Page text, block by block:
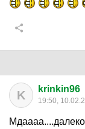
K krinkin96
19:50,